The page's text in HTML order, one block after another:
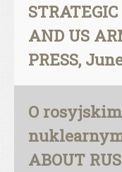
AND US
PRESS,
O
ABOUT